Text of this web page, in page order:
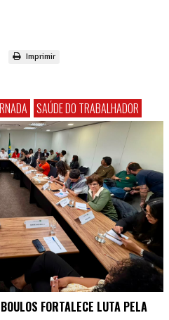
Imprimir
SAÚDE DO TRABALHADOR
FORTALECE LUTA PELA